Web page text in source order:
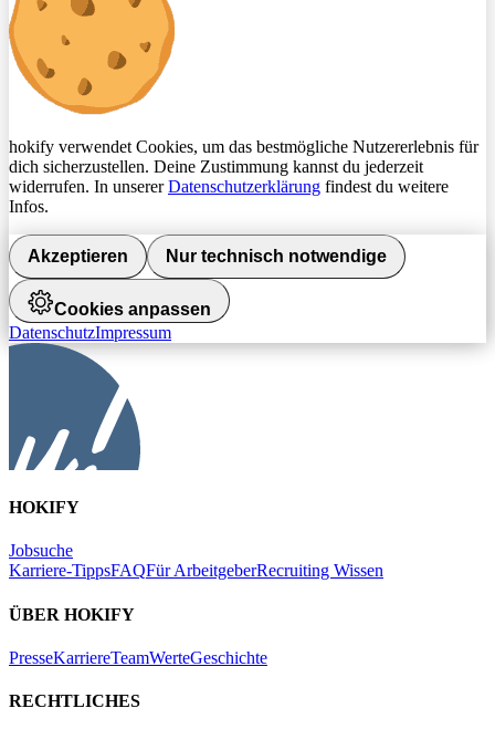
hokify verwendet Cookies, um das bestmögliche Nutzererlebnis für
dich sicherzustellen. Deine Zustimmung kannst du jederzeit
widerrufen. In unsererDatenschutzerklärung findest du weitere
Infos.
Akzeptieren Nur technisch notwendige
Cookies anpassen
DatenschutzImpressum
HOKIFY
Jobsuche
Karriere-TippsFAQFür ArbeitgeberRecruiting Wissen
ÜBER HOKIFY
PresseKarriereTeamWerteGeschichte
RECHTLICHES